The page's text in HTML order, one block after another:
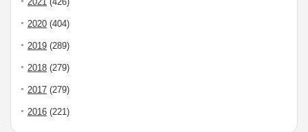
2020 (404)
2019 (289)
2018 (279)
2017 (279)
2016 (221)